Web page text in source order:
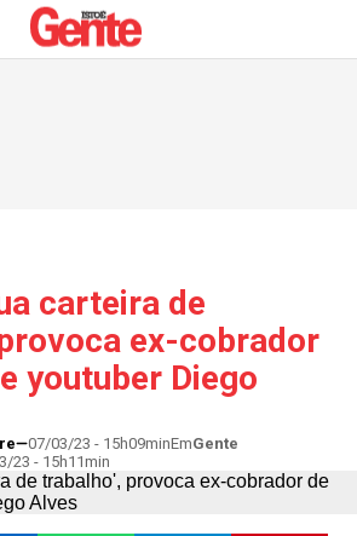
carteira de
ex-cobrador
youtuber Diego
07/03/23 - 15h09minEmGente
23 - 15h11min